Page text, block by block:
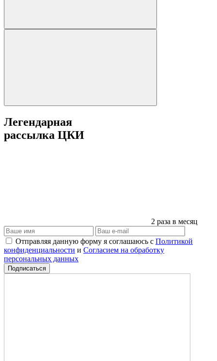
Легендарная
рассылка ЦКИ
2 раза в месяц
Отправляя данную форму я соглашаюсь с Политикой
конфиденциальности и Согласием на обработку
персональных данных
Подписаться